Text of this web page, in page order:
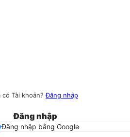
có Tài khoản?Đăng nhập
Đăng nhập
Đăng nhập bằng Google